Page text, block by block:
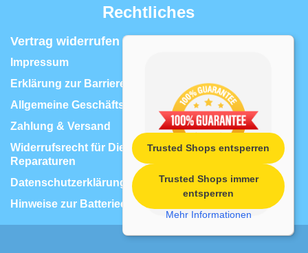
Rechtliches
Vertrag widerrufen | Widerrufsrecht
Impressum
Erklärung zur Barrierefreiheit
Allgemeine Geschäftsbedingungen
Zahlung & Versand
Widerrufsrecht für Dienstleistungen, z.B.
Reparaturen
Datenschutzerklärung
Hinweise zur Batterieentsorgung
Trusted Shops entsperren
Trusted Shops immer
entsperren
Mehr Informationen